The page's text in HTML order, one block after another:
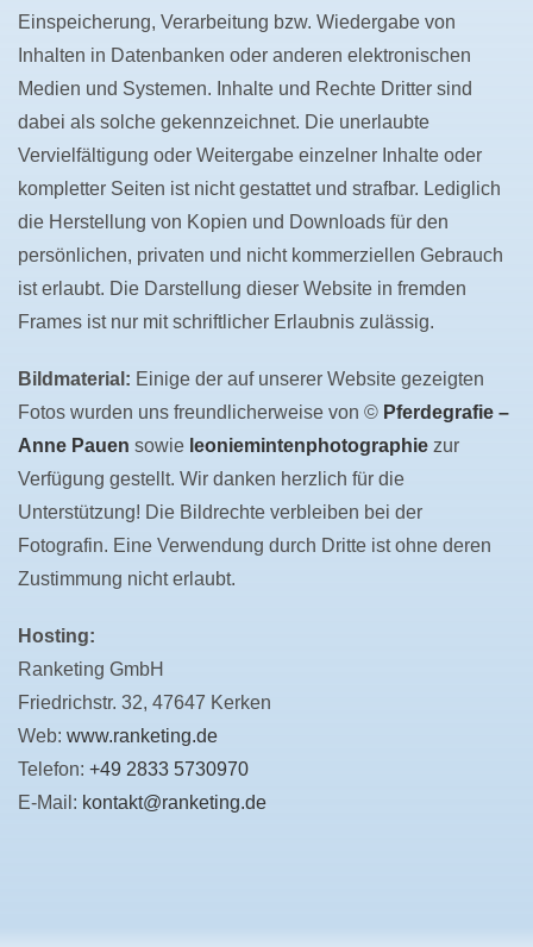
Einspeicherung, Verarbeitung bzw. Wiedergabe von
Inhalten in Datenbanken oder anderen elektronischen
Medien und Systemen. Inhalte und Rechte Dritter sind
dabei als solche gekennzeichnet. Die unerlaubte
Vervielfältigung oder Weitergabe einzelner Inhalte oder
kompletter Seiten ist nicht gestattet und strafbar. Lediglich
die Herstellung von Kopien und Downloads für den
persönlichen, privaten und nicht kommerziellen Gebrauch
ist erlaubt. Die Darstellung dieser Website in fremden
Frames ist nur mit schriftlicher Erlaubnis zulässig.
Bildmaterial: Einige der auf unserer Website gezeigten
Fotos wurden uns freundlicherweise von © Pferdegrafie –
Anne Pauen sowie leoniemintenphotographie zur
Verfügung gestellt. Wir danken herzlich für die
Unterstützung! Die Bildrechte verbleiben bei der
Fotografin. Eine Verwendung durch Dritte ist ohne deren
Zustimmung nicht erlaubt.
Hosting:
Ranketing GmbH
Friedrichstr. 32, 47647 Kerken
Web: www.ranketing.de
Telefon: +49 2833 5730970
E-Mail: kontakt@ranketing.de